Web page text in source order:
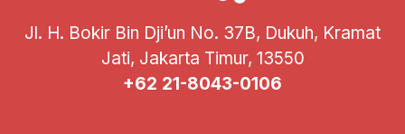
Jl. H. Bokir Bin Dji’un No. 37B, Dukuh, Kramat
Jati, Jakarta Timur, 13550
+62 21-8043-0106